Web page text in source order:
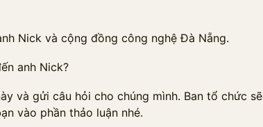
Nick và cộng đồng công nghệ Đà Nẵng.
anh Nick?
và gửi câu hỏi cho chúng mình. Ban tổ chức sẽ
vào phần thảo luận nhé.